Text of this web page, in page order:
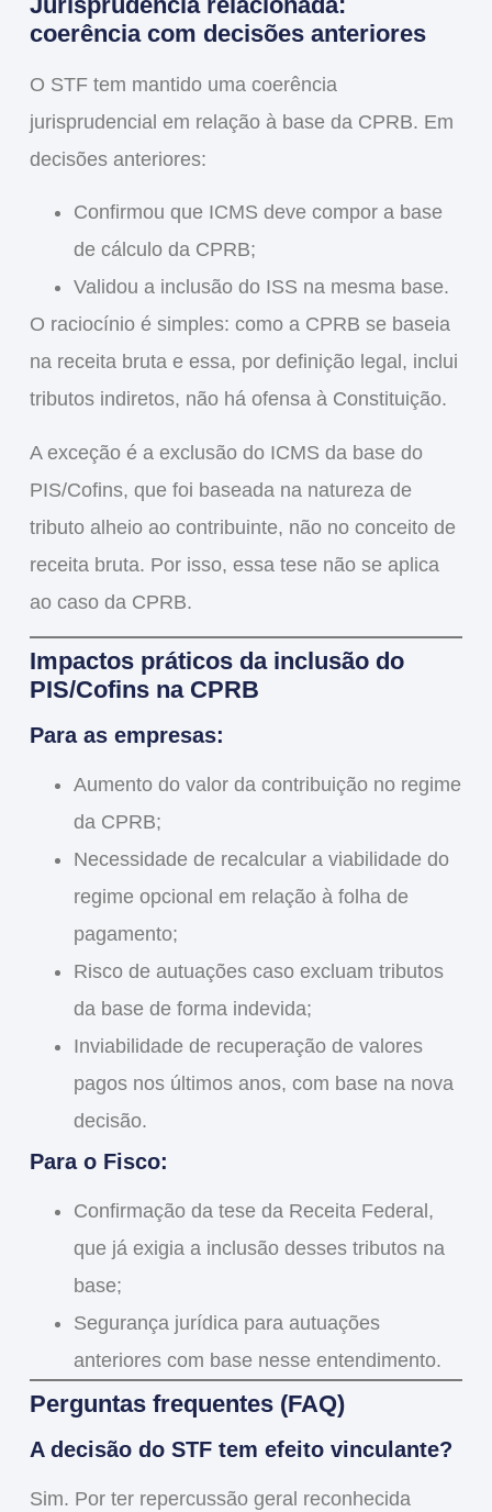
coerência com decisões anteriores
O STF tem mantido uma coerência
jurisprudencial em relação à base da CPRB. Em
decisões anteriores:
Confirmou que ICMS deve compor a base
de cálculo da CPRB;
Validou a inclusão do ISS na mesma base.
O raciocínio é simples: como a CPRB se baseia
na receita brutae essa, por definição legal, inclui
tributos indiretos, não há ofensa à Constituição.
A exceção é a exclusão do ICMS da base do
PIS/Cofins, que foi baseada na natureza de
tributo alheio ao contribuinte, não no conceito de
receita bruta. Por isso, essa tese não se aplica
ao caso da CPRB.
Impactos práticos da inclusão do
PIS/Cofins na CPRB
Para as empresas:
Aumento do valor da contribuiçãono regime
da CPRB;
Necessidade de recalcular a viabilidade do
regime opcional em relação à folha de
pagamento;
Risco de autuaçõescaso excluam tributos
da base de forma indevida;
Inviabilidade de recuperação de valores
pagos nos últimos anos, com base na nova
decisão.
Para o Fisco:
Confirmação da tese da Receita Federal ,
que já exigia a inclusão desses tributos na
base;
Segurança jurídica para autuações
anteriorescom base nesse entendimento.
Perguntas frequentes (FAQ)
A decisão do STF tem efeito vinculante?
Sim. Por ter repercussão geral reconhecida